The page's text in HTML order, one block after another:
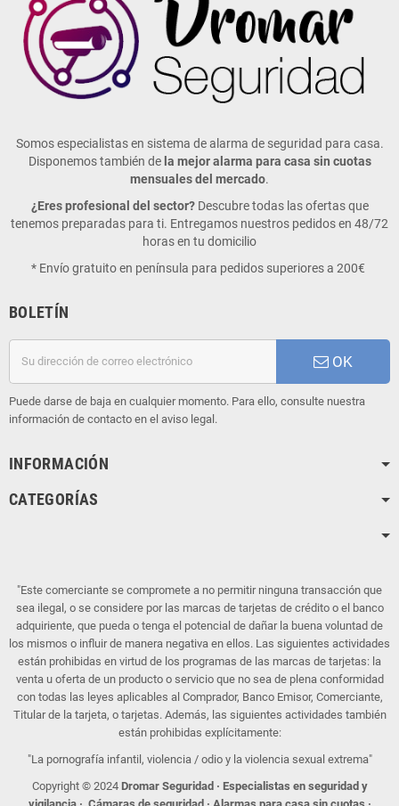
Somos especialistas en sistema de alarma de seguridad para casa.
Disponemos también de la mejor alarma para casa sin cuotas
mensuales del mercado.
¿Eres profesional del sector? Descubre todas las ofertas que
tenemos preparadas para ti. Entregamos nuestros pedidos en 48/72
horas en tu domicilio
* Envío gratuito en península para pedidos superiores a 200€
BOLETÍN
OK
Puede darse de baja en cualquier momento. Para ello, consulte nuestra
información de contacto en el aviso legal.
INFORMACIÓN
CATEGORÍAS
"Este comerciante se compromete a no permitir ninguna transacción que
sea ilegal, o se considere por las marcas de tarjetas de crédito o el banco
adquiriente, que pueda o tenga el potencial de dañar la buena voluntad de
los mismos o influir de manera negativa en ellos. Las siguientes actividades
están prohibidas en virtud de los programas de las marcas de tarjetas: la
venta u oferta de un producto o servicio que no sea de plena conformidad
con todas las leyes aplicables al Comprador, Banco Emisor, Comerciante,
Titular de la tarjeta, o tarjetas. Además, las siguientes actividades también
están prohibidas explícitamente:
"La pornografía infantil, violencia / odio y la violencia sexual extrema"
Copyright © 2024 Dromar Seguridad · Especialistas en seguridad y